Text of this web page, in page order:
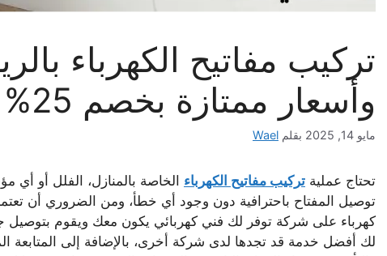
تركيب مفاتيح الكهرباء
وأسعار ممتازة بخصم 25%
مايو 14, 2025 بقلم Wael
تحتاج عملية تركيب مفاتيح الكهرباء الخاصة بالمنازل، الفلل أو
توصيل المفتاح باحترافية دون وجود أي خطأ، ومن الضروري أن
كهرباء على شركة توفر لك فني كهربائي يكون معك ويقوم بتوصيل جميع
لك أفضل خدمة قد تجدها لدى شركة أخرى، بالإضافة إلى المتابعة